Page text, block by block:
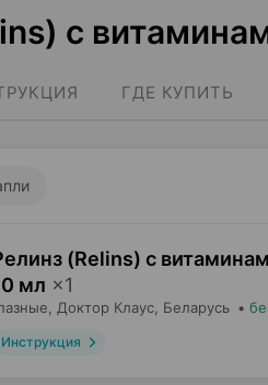
с
ГДЕ КУПИТЬ
(Relins) с
мл ×1
Доктор Клаус , Беларусь •
Инструкция